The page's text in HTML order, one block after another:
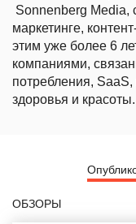
Sonnenberg
маркетинге,
этим уже более 6
компаниями,
потребления,
здоровья и красоты.
ОБЗОРЫ